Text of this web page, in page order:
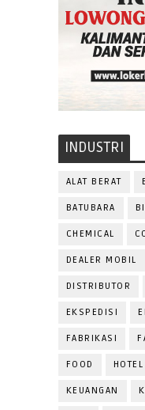
INDUSTRI
ALAT BERAT
BATUBARA
CHEMICAL
DEALER MOBIL
DISTRIBUTOR
EKSPEDISI
FABRIKASI
FOOD HOTEL
KEUANGAN